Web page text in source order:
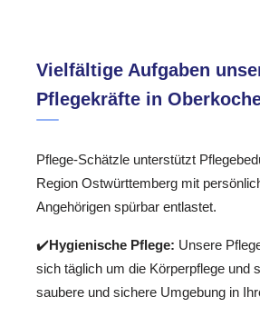
Vielfältige Aufgaben
Pflegekräfte in
Pflege-Schätzle unterstützt
Region Ostwürttemberg mit
Angehörigen spürbar entlastet.
✔️Hygienische Pflege: Unsere
sich täglich um die Körperpflege und
saubere und sichere Umgebung in